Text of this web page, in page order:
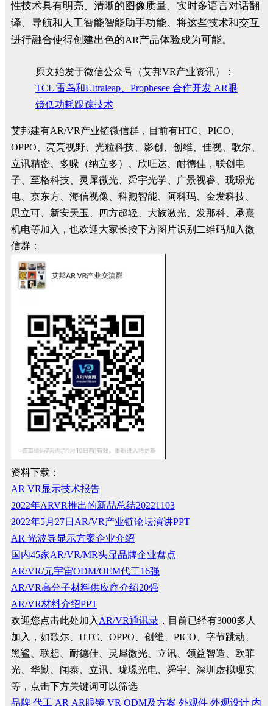
性技术具有明亮、清晰的图像质量、实时多语言对话翻
译、导航和人工智能智能助手功能。将这些技术和交互
进行融合使得创建出色的AR产品体验成为可能。
原文始发于微信公众号（艾邦VR产业资讯）：
TCL 雷鸟和Ultraleap、Prophesee 合作开发 AR眼
镜低功耗跟踪技术
艾邦建有AR/VR产业链微信群，目前有HTC、PICO、
OPPO、亮亮视野、光粒科技、影创、创维、佳视、歌尔、
立讯精密、多哚（纳立多）、欣旺达、耐德佳，联创电
子、至格科技、灵犀微光、舜宇光学、广景视睿、珑璟光
电、京东方、海信视像、科煦智能、阿科玛、金发科技、
思立可、新安天玉、四方超轻、大族激光、发那科、承熹
机电等加入，也欢迎大家长按下方图片识别二维码加入微
信群：
资料下载：
AR VR显示技术报告
2022年ARVR推出的新品总结20221103
2022年5月27日AR/VR产业链论坛演讲PPT
AR 光波导显示方案企业介绍
国内45家AR/VR/MR头显品牌企业盘点
AR/VR/元宇宙ODM/OEM代工16强
AR/VR高分子材料供应商介绍20强
AR/VR材料介绍PPT
欢迎您点击此处加入 AR/VR通讯录 ，目前已经有3000多人
加入，如歌尔、HTC、OPPO、创维、PICO、字节跳动、
黑鲨、联想、耐德佳、灵犀微光、立讯、领益智造、欧菲
光、华勤、闻泰、立讯、珑璟光电、舜宇、深圳虚拟现实
等，点击下方关键词可以筛选
品牌 代工 AR AR眼镜 VR ODM及方案 外观件 外观设计 内